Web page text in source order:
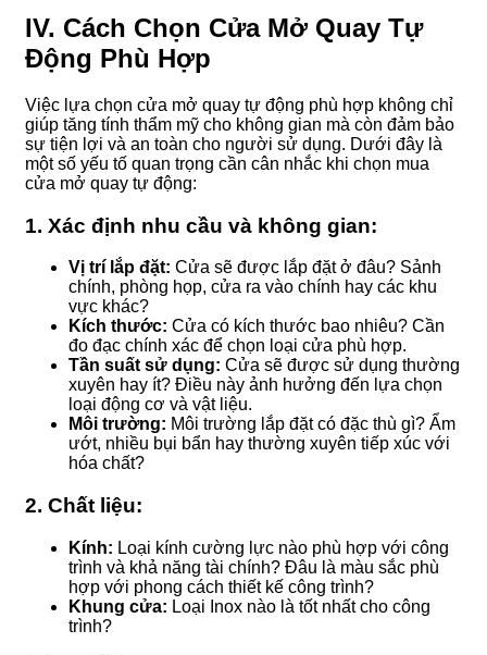
IV. Cách Chọn Cửa Mở Quay Tự
Động Phù Hợp
Việc lựa chọn cửa mở quay tự động phù hợp không chỉ
giúp tăng tính thẩm mỹ cho không gian mà còn đảm bảo
sự tiện lợi và an toàn cho người sử dụng. Dưới đây là
một số yếu tố quan trọng cần cân nhắc khi chọn mua
cửa mở quay tự động:
1. Xác định nhu cầu và không gian:
Vị trí lắp đặt: Cửa sẽ được lắp đặt ở đâu? Sảnh
chính, phòng họp, cửa ra vào chính hay các khu
vực khác?
Kích thước: Cửa có kích thước bao nhiêu? Cần
đo đạc chính xác để chọn loại cửa phù hợp.
Tần suất sử dụng: Cửa sẽ được sử dụng thường
xuyên hay ít? Điều này ảnh hưởng đến lựa chọn
loại động cơ và vật liệu.
Môi trường: Môi trường lắp đặt có đặc thù gì? Ẩm
ướt, nhiều bụi bẩn hay thường xuyên tiếp xúc với
hóa chất?
2. Chất liệu:
Kính: Loại kính cường lực nào phù hợp với công
trình và khả năng tài chính? Đâu là màu sắc phù
hợp với phong cách thiết kế công trình?
Khung cửa: Loại Inox nào là tốt nhất cho công
trình?